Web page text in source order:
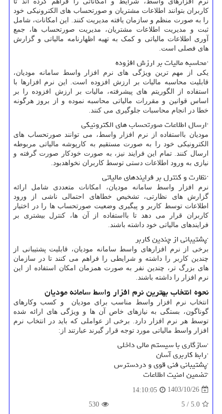
کاربران بتوانند اطلاعات مشتریان و صورتحساب‌ های الکترونیکی خود
را به صورت منظم و سازمان‌ یافته مدیریت کنند. این امکانات، شامل
ثبت و مدیریت اطلاعات مشتریان، مدیریت صورتحساب ‌ها، جمع‌
آوری اطلاعات مالیاتی و کمک به تهیه اظهارنامه مالیاتی و گزارش‌
های فصلی است.
·محاسبه مالیات بر ارزش افزوده
یکی از مهم‌ ترین ویژگی ‌های نرم‌ افزار واسط سامانه مودیان،
قابلیت محاسبه مالیات بر ارزش افزوده است. این نرم ‌افزارها با
استفاده از الگوریتم ‌های پیشرفته، مالیات بر ارزش افزوده را بر
اساس قوانین و مقررات مالیاتی محاسبه نموده و از بروز هرگونه
خطا در انجام محاسبات جلوگیری می ‌کنند.
·ارسال اطلاعات صورتحساب‌ های الکترونیکی
مودیان بااستفاده از نرم افزار واسط، می توانند صورتحساب ‌های
الکترونیکی خود را به صورت مستقیم به کارپوشه مالیاتی مربوطه
ارسال کنند. تمام این فرایند نیز، به صورت خودکار صورت گرفته و
نیازی به ورود اطلاعات دستی توسط کاربران نخواهدبود.
·نظارت و کنترل بر فرایندهای مالیاتی
نرم ‌افزار واسط سامانه مودیان، امکانات متعددی شامل ارائه
گزارش ‌های نظارتی، تشخیص خطاهای احتمالی ناشی از ورود
اطلاعات توسط کاربر و پیگیری وضعیت صورتحساب ‌ها را در اختیار
کاربران قرار می ‌دهد تا بااستفاده از آن ها، کنترل بیشتری بر
فرایندهای مالیاتی خود داشته باشند.
·پشتیبانی از چندین کاربر
برخی از نرم ‌افزارهای واسط سامانه مودیان، قابلیت پشتیبانی از
چندین کاربر را داشته و شرایطی را فراهم می کنند تا در سازمان
های بزرگ ‌تر، چندین نفر به صورت همزمان امکان استفاده از این
نرم افزار را داشته باشند.
نحوه انتخاب بهترین نرم ‌افزار واسط سامانه مودیان
انتخاب نرم‌ افزار واسط مناسب برای مودیان و کسب‌ وکارهای
گوناگون، بستگی به نیازهای خاص آن‌ ها و ویژگی ‌های ارائه شده
توسط هر نرم ‌افزار دارد. برخی از عواملی که باید در انتخاب نرم
‌افزار واسط مالیاتی مورد توجه قرار گیرند عبارتند از:
·سازگاری با سیستم مالی داخلی
·رابط کاربری آسان
·پشتیبانی فنی قوی و دردسترس
·تضمین امنیت اطلاعات
1403/10/26
14:10:05
5.0
/
5
530